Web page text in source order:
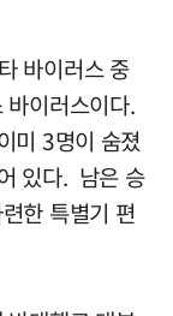
바이러스 중
바이러스이다.
미 3명이 숨졌
있다. 남은 승
한 특별기 편